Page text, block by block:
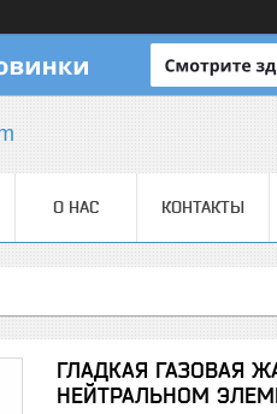
О НАС КОНТАКТЫ
ГЛАДКАЯ ГАЗОВАЯ
НЕЙТРАЛЬНОМ